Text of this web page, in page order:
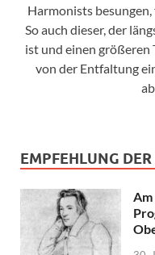
Harmonists
So auch dieser, der
ist und einen größeren
von der Entfaltung
EMPFEHLUNG